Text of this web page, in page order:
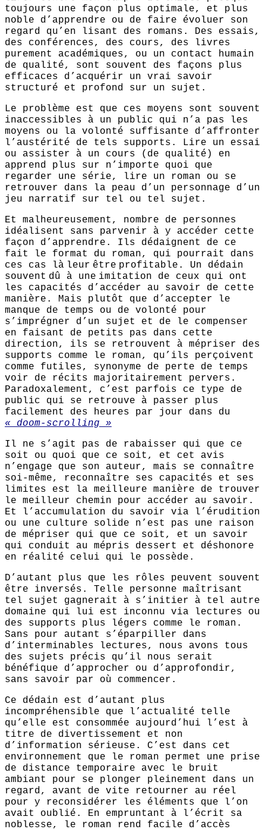
toujours une façon plus optimale, et plus
noble d’apprendre ou de faire évoluer son
regard qu’en lisant des romans. Des essais,
des conférences, des cours, des livres
purement académiques, ou un contact humain
de qualité, sont souvent des façons plus
efficaces d’acquérir un vrai savoir
structuré et profond sur un sujet.
Le problème est que ces moyens sont souvent
inaccessibles à un public qui n’a pas les
moyens ou la volonté suffisante d’affronter
l’austérité de tels supports. Lire un essai
ou assister à un cours (de qualité) en
apprend plus sur n’importe quoi que
regarder une série, lire un roman ou se
retrouver dans la peau d’un personnage d’un
jeu narratif sur tel ou tel sujet.
Et malheureusement, nombre de personnes
idéalisent sans parvenir à y accéder cette
façon d’apprendre. Ils dédaignent de ce
fait le format du roman, qui pourrait dans
ces cas là leur être profitable. Un dédain
souvent dû à une imitation de ceux qui ont
les capacités d’accéder au savoir de cette
manière. Mais plutôt que d’accepter le
manque de temps ou de volonté pour
s’imprégner d’un sujet et de le compenser
en faisant de petits pas dans cette
direction, ils se retrouvent à mépriser des
supports comme le roman, qu’ils perçoivent
comme futiles, synonyme de perte de temps
voir de récits majoritairement pervers.
Paradoxalement, c’est parfois ce type de
public qui se retrouve à passer plus
facilement des heures par jour dans du
« doom-scrolling »
Il ne s’agit pas de rabaisser qui que ce
soit ou quoi que ce soit, et cet avis
n’engage que son auteur, mais se connaître
soi-même, reconnaître ses capacités et ses
limites est la meilleure manière de trouver
le meilleur chemin pour accéder au savoir.
Et l’accumulation du savoir via l’érudition
ou une culture solide n’est pas une raison
de mépriser qui que ce soit, et un savoir
qui conduit au mépris dessert et déshonore
en réalité celui qui le possède.
D’autant plus que les rôles peuvent souvent
être inversés. Telle personne maîtrisant
tel sujet gagnerait à s’initier à tel autre
domaine qui lui est inconnu via lectures ou
des supports plus légers comme le roman.
Sans pour autant s’éparpiller dans
d’interminables lectures, nous avons tous
des sujets précis qu’il nous serait
bénéfique d’approcher ou d’approfondir,
sans savoir par où commencer.
Ce dédain est d’autant plus
incompréhensible que l’actualité telle
qu’elle est consommée aujourd’hui l’est à
titre de divertissement et non
d’information sérieuse. C’est dans cet
environnement que le roman permet une prise
de distance temporaire avec le bruit
ambiant pour se plonger pleinement dans un
regard, avant de vite retourner au réel
pour y reconsidérer les éléments que l’on
avait oublié. En empruntant à l’écrit sa
noblesse, le roman rend facile d’accès